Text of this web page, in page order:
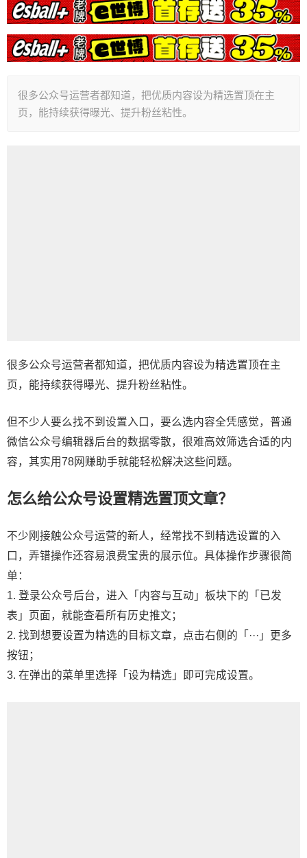
很多公众号运营者都知道，把优质内容设为精选置顶在主
页，能持续获得曝光、提升粉丝粘性。
很多公众号运营者都知道，把优质内容设为精选置顶在主
页，能持续获得曝光、提升粉丝粘性。
但不少人要么找不到设置入口，要么选内容全凭感觉，普通
微信公众号编辑器后台的数据零散，很难高效筛选合适的内
容，其实用78网赚助手就能轻松解决这些问题。
怎么给公众号设置精选置顶文章？
不少刚接触公众号运营的新人，经常找不到精选设置的入
口，弄错操作还容易浪费宝贵的展示位。具体操作步骤很简
单：
1. 登录公众号后台，进入「内容与互动」板块下的「已发
表」页面，就能查看所有历史推文；
2. 找到想要设置为精选的目标文章，点击右侧的「···」更多
按钮；
3. 在弹出的菜单里选择「设为精选」即可完成设置。